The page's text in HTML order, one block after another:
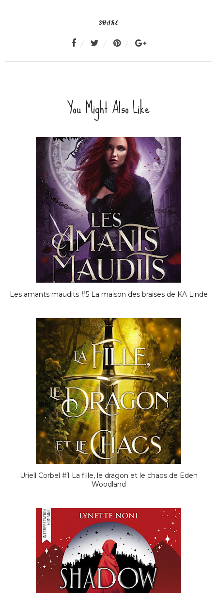
SHARE
You Might Also Like
Les amants maudits #5 La maison des braises de KA Linde
Uriell Corbel #1 La fille, le dragon et le chaos de Eden
Woodland